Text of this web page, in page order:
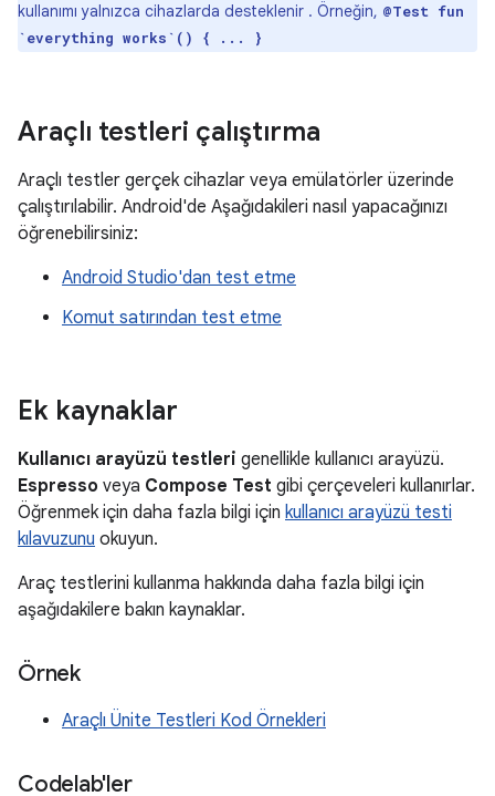
kullanımı yalnızca cihazlarda desteklenir . Örneğin, @Test fun
`everything works`() { ... }
Araçlı testleri çalıştırma
Araçlı testler gerçek cihazlar veya emülatörler üzerinde
çalıştırılabilir. Android'de Aşağıdakileri nasıl yapacağınızı
öğrenebilirsiniz:
Android Studio'dan test etme
Komut satırından test etme
Ek kaynaklar
Kullanıcı arayüzü testleri genellikle kullanıcı arayüzü.
Espresso veya Compose Test gibi çerçeveleri kullanırlar.
Öğrenmek için daha fazla bilgi için kullanıcı arayüzü testi
kılavuzunu okuyun.
Araç testlerini kullanma hakkında daha fazla bilgi için
aşağıdakilere bakın kaynaklar.
Örnek
Araçlı Ünite Testleri Kod Örnekleri
Codelab'ler